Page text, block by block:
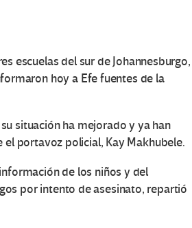
escuelas del sur de Johannesburgo,
hoy a Efe fuentes de la
situación ha mejorado y ya han
portavoz policial, Kay Makhubele.
de los niños y del
por intento de asesinato, repartió